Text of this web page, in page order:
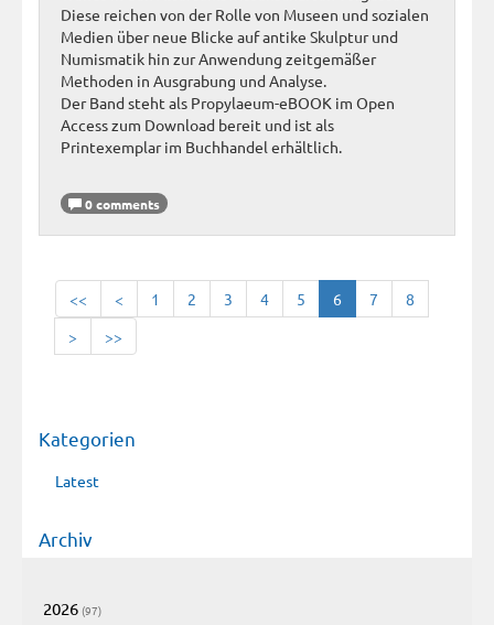
Diese reichen von der Rolle von Museen und sozialen
Medien über neue Blicke auf antike Skulptur und
Numismatik hin zur Anwendung zeitgemäßer
Methoden in Ausgrabung und Analyse.
Der Band steht als Propylaeum-eBOOK im Open
Access zum Download bereit und ist als
Printexemplar im Buchhandel erhältlich.
0 comments
<< < 1 2 3 4 5 6 7
8
>
>>
Kategorien
Latest
Archiv
2026 (97)